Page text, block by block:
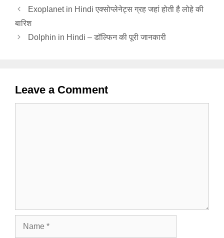
Exoplanet in Hindi एक्सोप्लेनेट्स ग्रह जहां होती है लोहे की
बारिश
Dolphin in Hindi – डॉल्फिन की पूरी जानकारी
Leave a Comment